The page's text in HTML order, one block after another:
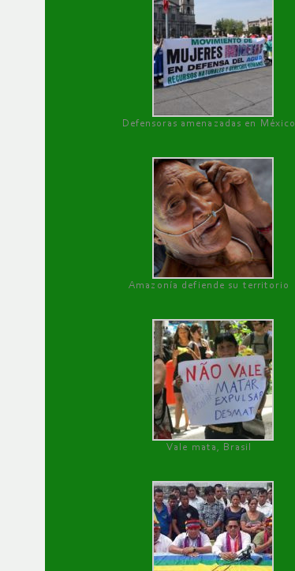
Defensoras amenazadas en México
Amazonía defiende su territorio
Vale mata, Brasil